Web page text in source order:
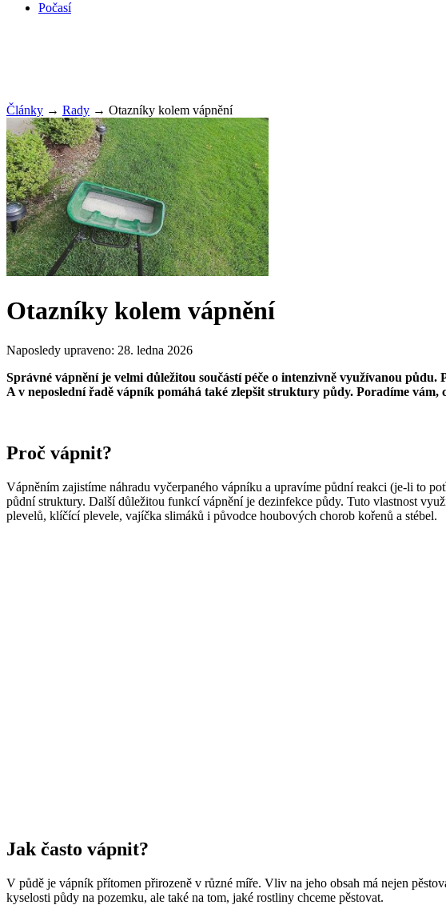
Počasí
Články → Rady → Otazníky kolem vápnění
Otazníky kolem vápnění
Naposledy upraveno: 28. ledna 2026
Správné vápnění je velmi důležitou součástí péče o intenzivně využívanou
A v neposlední řadě vápník pomáhá také zlepšit struktury půdy. Poradíme
Proč vápnit?
Vápněním zajistíme náhradu vyčerpaného vápníku a upravíme půdní reakci (je-li to
půdní struktury. Další důležitou funkcí vápnění je dezinfekce půdy. Tuto vlastnost
plevelů, klíčící plevele, vajíčka slimáků i původce houbových chorob kořenů a stébel.
Jak často vápnit?
V půdě je vápník přítomen přirozeně v různé míře. Vliv na jeho obsah má nejen
kyselosti půdy na pozemku, ale také na tom, jaké rostliny chceme pěstovat.